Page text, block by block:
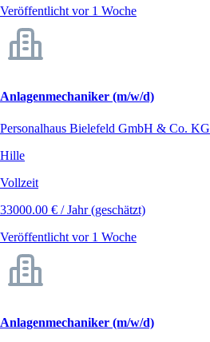
Veröffentlicht vor 1 Woche
Anlagenmechaniker (m/w/d)
Personalhaus Bielefeld GmbH & Co. KG
Hille
Vollzeit
33000.00 € / Jahr (geschätzt)
Veröffentlicht vor 1 Woche
Anlagenmechaniker (m/w/d)